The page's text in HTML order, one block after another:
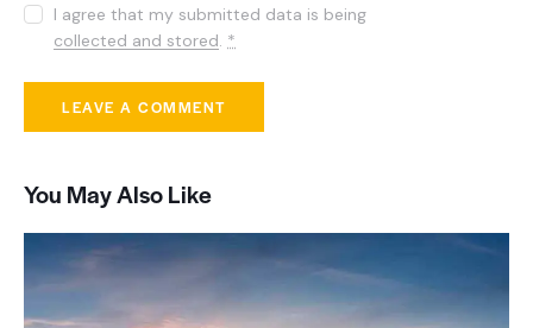
I agree that my submitted data is being
collected and stored. *
You May Also Like